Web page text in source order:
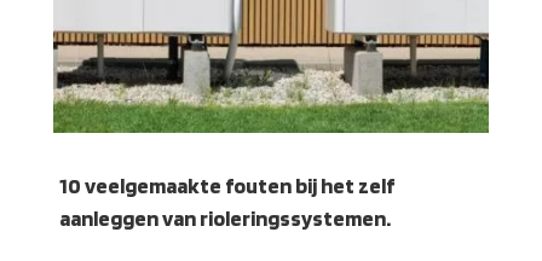
10 veelgemaakte fouten bij het zelf
aanleggen van rioleringssystemen.